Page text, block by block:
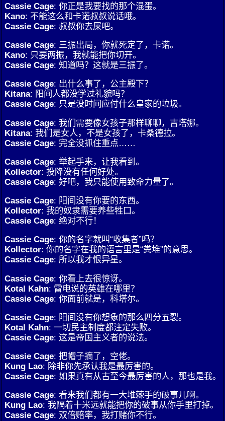
Cassie Cage: 你正是我要找的那个混蛋。
Kano: 不能这么和卡诺叔叔说话哦。
Cassie Cage: 叔叔你去屎吧。
Cassie Cage: 三振出局，你就死定了，卡诺。
Kano: 只要两振，我就能把你切开。
Cassie Cage: 知道吗？这就是三振了。
Cassie Cage: 出什么事了，公主殿下？
Kitana: 阳间人都没学过礼貌吗？
Cassie Cage: 只是没时间应付什么皇家的垃圾。
Cassie Cage: 我们需要像女孩子那样聊聊，吉塔娜。
Kitana: 我们是女人，不是女孩了，卡桑德拉。
Cassie Cage: 完全没抓住重点……
Cassie Cage: 举起手来，让我看到。
Kollector: 投降没有任何好处。
Cassie Cage: 好吧，我只能使用致命力量了。
Cassie Cage: 阳间没有你要的东西。
Kollector: 我的奴隶需要养些牲口。
Cassie Cage: 绝对不行！
Cassie Cage: 你的名字就叫“收集者”吗？
Kollector: 你的名字在我的语言里是“粪堆”的意思。
Cassie Cage: 所以我才恨异星。
Cassie Cage: 你看上去很惊讶。
Kotal Kahn: 雷电说的英雄在哪里？
Cassie Cage: 你面前就是，科塔尔。
Cassie Cage: 阳间没有你想象的那么四分五裂。
Kotal Kahn: 一切民主制度都注定失败。
Cassie Cage: 这是帝国主义者的说法。
Cassie Cage: 把帽子摘了，空佬。
Kung Lao: 除非你先承认我是最厉害的。
Cassie Cage: 如果真有从古至今最厉害的人，那也是我。
Cassie Cage: 看来我们都有一大堆棘手的破事儿啊。
Kung Lao: 我隔着十米远就能把你的破事从你手里打掉。
Cassie Cage: 双倍赔率，我打赌你不行。